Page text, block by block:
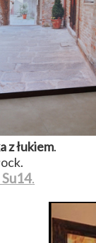
z łukiem.
.